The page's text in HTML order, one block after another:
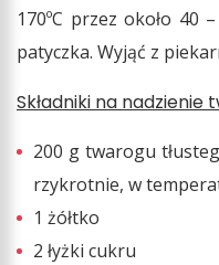
170ºC przez około 40
patyczka. Wyjąć z
Składniki na nadzienie
200 g twarogu
rzykrotnie, w
1 żółtko
2 łyżki cukru